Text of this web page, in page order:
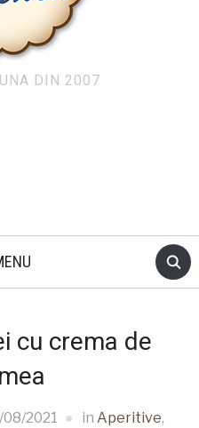
DIN 2007
cu crema de
08/2021 in Aperitive,